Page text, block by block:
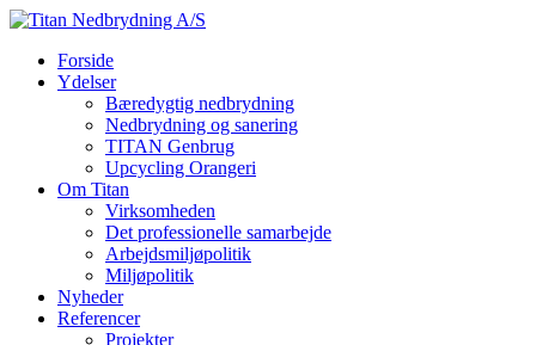
Forside
Ydelser
Bæredygtig nedbrydning
Nedbrydning og sanering
TITAN Genbrug
Upcycling Orangeri
Om Titan
Virksomheden
Det professionelle samarbejde
Arbejdsmiljøpolitik
Miljøpolitik
Nyheder
Referencer
Projekter